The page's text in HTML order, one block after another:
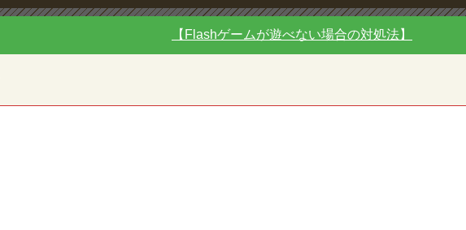
【Flashゲームが遊べない場合の対処法】